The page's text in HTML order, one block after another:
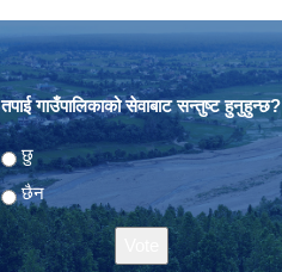
तपाई गाउँपालिकाको सेवाबाट सन्तुष्ट हुनुहुन्छ?
Choices
छु
छैन